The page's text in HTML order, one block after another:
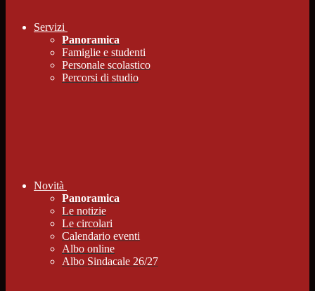
Servizi
Panoramica
Famiglie e studenti
Personale scolastico
Percorsi di studio
Novità
Panoramica
Le notizie
Le circolari
Calendario eventi
Albo online
Albo Sindacale 26/27